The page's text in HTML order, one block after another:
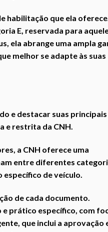
habilitação que ela oferece.
E, reservada para
ela abrange uma ampla
melhor se adapte às suas
e destacar suas principais
e restrita da CNH.
a CNH oferece uma
entre diferentes
específico de veículo.
de cada documento.
e prático específico, com
que inclui a aprovação